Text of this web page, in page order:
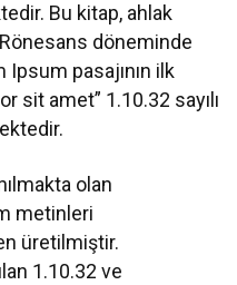
Bu kitap, ahlak
döneminde
pasajının ilk
sit amet” 1.10.32 sayılı
olan
metinleri
üretilmiştir.
1.10.32 ve